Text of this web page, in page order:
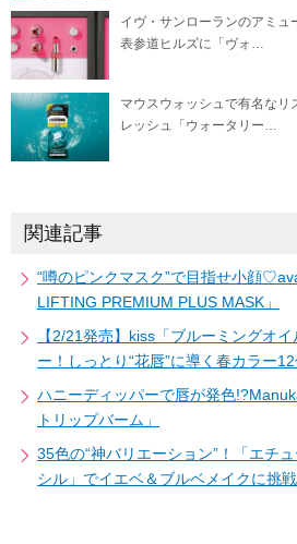
イヴ・サンローランのアミ
表参道ヒルズに「ヴォ…
マウスウォッシュで有名なリ
レッシュ「ウォータリー…
関連記事
“噂のピンクマスク”で目指せ小顔
LIFTING PREMIUM PLUS MASK」
【2/21発売】kiss「ブルーミングオ
ー！しっとり“花唇”に導く春カラー
ハニーディッパーで唇が発色
トリップバーム」
35色の“神バリエーション”！「エチ
シル」でイエベ＆ブルベメイクに挑